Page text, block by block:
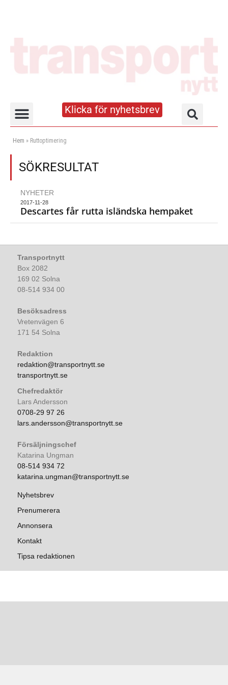
Klicka för nyhetsbrev
Hem » Ruttoptimering
SÖKRESULTAT
NYHETER
2017-11-28
Descartes får rutta isländska hempaket
Transportnytt
Box 2082
169 02 Solna
08-514 934 00
Besöksadress
Vretenvägen 6
171 54 Solna
Redaktion
redaktion@transportnytt.se
transportnytt.se
Chefredaktör
Lars Andersson
0708-29 97 26
lars.andersson@transportnytt.se
Försäljningschef
Katarina Ungman
08-514 934 72
katarina.ungman@transportnytt.se
Nyhetsbrev
Prenumerera
Annonsera
Kontakt
Tipsa redaktionen